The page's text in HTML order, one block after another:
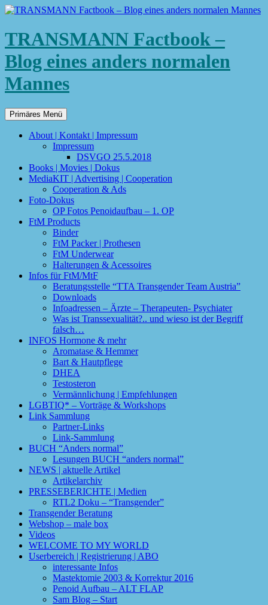
TRANSMANN Factbook –
Blog eines anders normalen
Mannes
Suchen
Primäres Menü Zum
Inhalt
springen
About | Kontakt | Impressum
Impressum
DSVGO 25.5.2018
Books | Movies | Dokus
MediaKIT | Advertising | Cooperation
Cooperation & Ads
Foto-Dokus
OP Fotos Penoidaufbau – 1. OP
FtM Products
Binder
FtM Packer | Prothesen
FtM Underwear
Halterungen & Acessoires
Infos für FtM/MtF
Beratungsstelle “TTA Transgender Team Austria”
Downloads
Infoadressen – Ärzte – Therapeuten- Psychiater
Was ist Transsexualität?.. und wieso ist der Begriff
falsch…
INFOS Hormone & mehr
Aromatase & Hemmer
Bart & Hautpflege
DHEA
Testosteron
Vermännlichung | Empfehlungen
LGBTIQ* – Vorträge & Workshops
Link Sammlung
Partner-Links
Link-Sammlung
BUCH “Anders normal”
Lesungen BUCH “anders normal”
NEWS | aktuelle Artikel
Artikelarchiv
PRESSEBERICHTE | Medien
RTL2 Doku – “Transgender”
Transgender Beratung
Webshop – male box
Videos
WELCOME TO MY WORLD
Userbereich | Registrierung | ABO
interessante Infos
Mastektomie 2003 & Korrektur 2016
Penoid Aufbau – ALT FLAP
Sam Blog – Start